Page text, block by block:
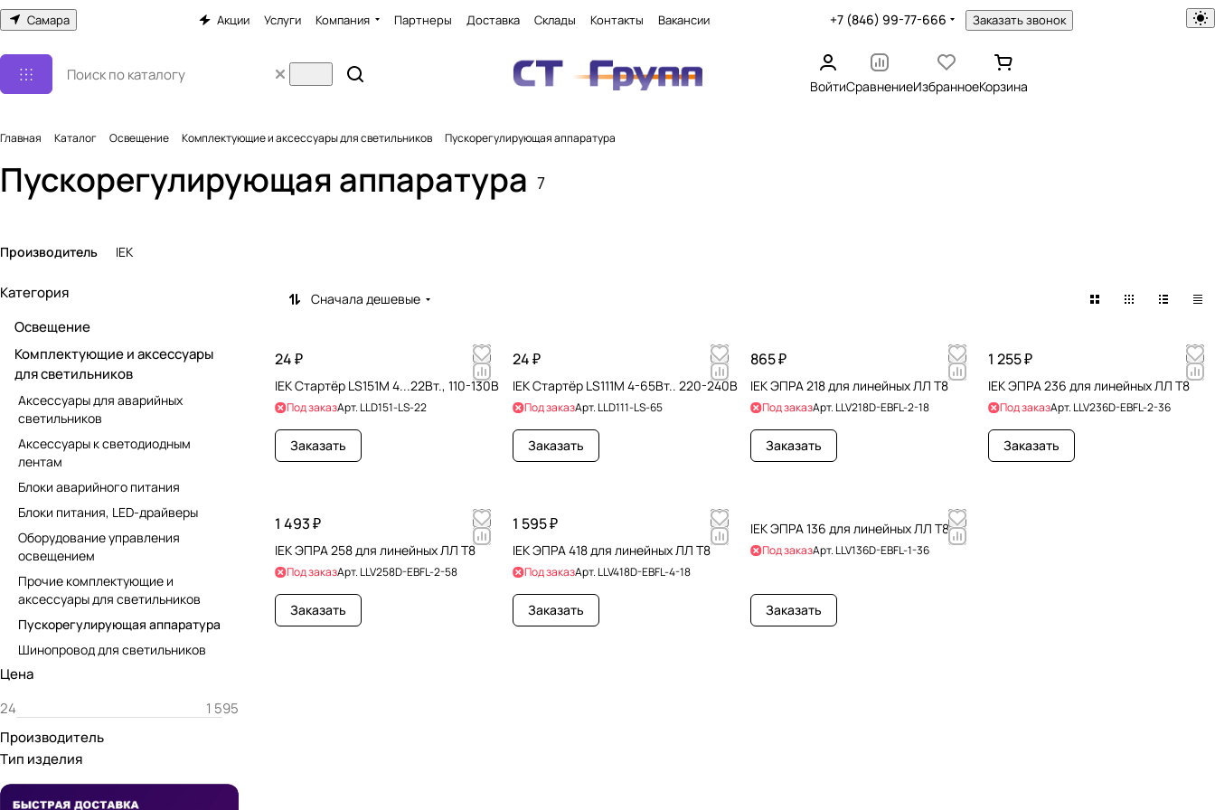
Самара Акции Услуги Компания Партнеры Доставка Склады Контакты Вакансии +7 (846) 99-77-666 Заказать звонок
ВойтиСравнениеИзбранноеКорзина
Главная Каталог Освещение Комплектующие и аксессуары для светильников Пускорегулирующая аппаратура
Пускорегулирующая аппаратура 7
Производитель IEK
Сначала дешевые
24 ₽
IEK Стартёр LS151M 4...22Вт., 110-130В
Под заказАрт. LLD151-LS-22
Заказать
24 ₽
IEK Стартёр LS111M 4-65Вт.. 220-240В
Под заказАрт. LLD111-LS-65
Заказать
865 ₽
IEK ЭПРА 218 для линейных ЛЛ Т8
Под заказАрт. LLV218D-EBFL-2-18
Заказать
1 255 ₽
IEK ЭПРА 236 для линейных ЛЛ Т8
Под заказАрт. LLV236D-EBFL-2-36
Заказать
1 493 ₽
IEK ЭПРА 258 для линейных ЛЛ Т8
Под заказАрт. LLV258D-EBFL-2-58
Заказать
1 595 ₽
IEK ЭПРА 418 для линейных ЛЛ Т8
Под заказАрт. LLV418D-EBFL-4-18
Заказать
IEK ЭПРА 136 для линейных ЛЛ Т8
Под заказАрт. LLV136D-EBFL-1-36
Заказать
Категория
Освещение
Комплектующие и аксессуары
для светильников
Аксессуары для аварийных
светильников
Аксессуары к светодиодным
лентам
Блоки аварийного питания
Блоки питания, LED-драйверы
Оборудование управления
освещением
Прочие комплектующие и
аксессуары для светильников
Пускорегулирующая аппаратура
Шинопровод для светильников
Цена
Производитель
Тип изделия